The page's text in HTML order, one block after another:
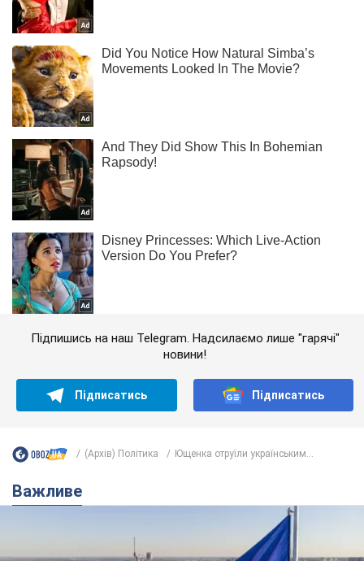
Підпишись на наш Telegram. Надсилаємо лише "гарячі"
новини!
Підписатись Підписатись
(Архів) Політика Ющенка отруїли українським...
Важливе